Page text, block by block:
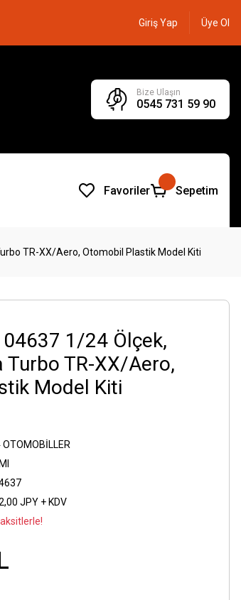
Giriş Yap Üye Ol
Bize Ulaşın
0545 731 59 90
Favoriler Sepetim
TR-XX/Aero, Otomobil Plastik Model Kiti
1/24 Ölçek,
Turbo TR-XX/Aero,
Model Kiti
JPY + KDV